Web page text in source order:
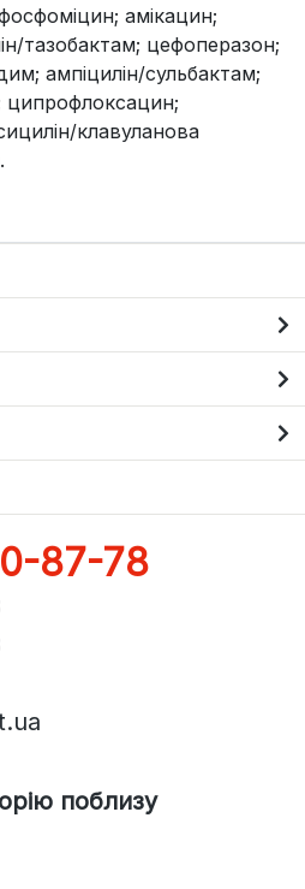
амікацин;
тазобактам; цефоперазон;
ампіцилін/сульбактам;
ципрофлоксацин;
клавуланова
87-78
поблизу